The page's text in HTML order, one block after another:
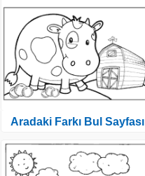
Aradaki Farkı Bul Sayfası